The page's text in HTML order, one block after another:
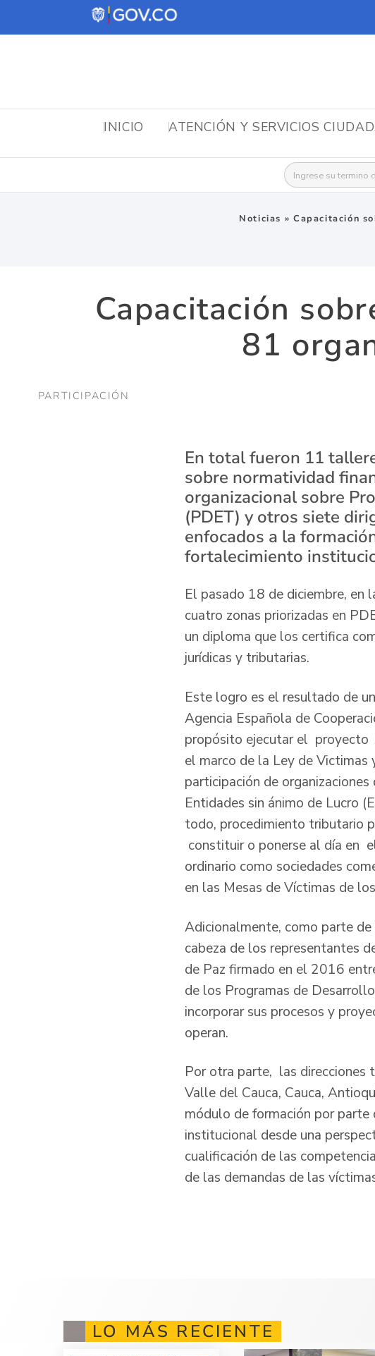
INICIO ATENCIÓN Y SERVICIOS
Buscar:
Noticias » Capacitación
Capacitación
81
PARTICIPACIÓN
En total fueron 11
sobre normatividad
organizacional sobre
(PDET) y otros siete
enfocados a la
fortalecimiento
El pasado 18 de diciembre, en
cuatro zonas priorizadas en
un diploma que los certifica
jurídicas y tributarias.
Este logro es el resultado de
Agencia Española de
propósito ejecutar el proyecto
el marco de la Ley de Victimas
participación de
Entidades sin ánimo de Lucro
todo, procedimiento tributario
constituir o ponerse al día en
ordinario como sociedades
en las Mesas de Víctimas de
Adicionalmente, como parte de
cabeza de los representantes
de Paz firmado en el 2016
de los Programas de
incorporar sus procesos y
operan.
Por otra parte, las direcciones
Valle del Cauca, Cauca,
módulo de formación por
institucional desde una
cualificación de las
de las demandas de las
LO MÁS RECIENTE